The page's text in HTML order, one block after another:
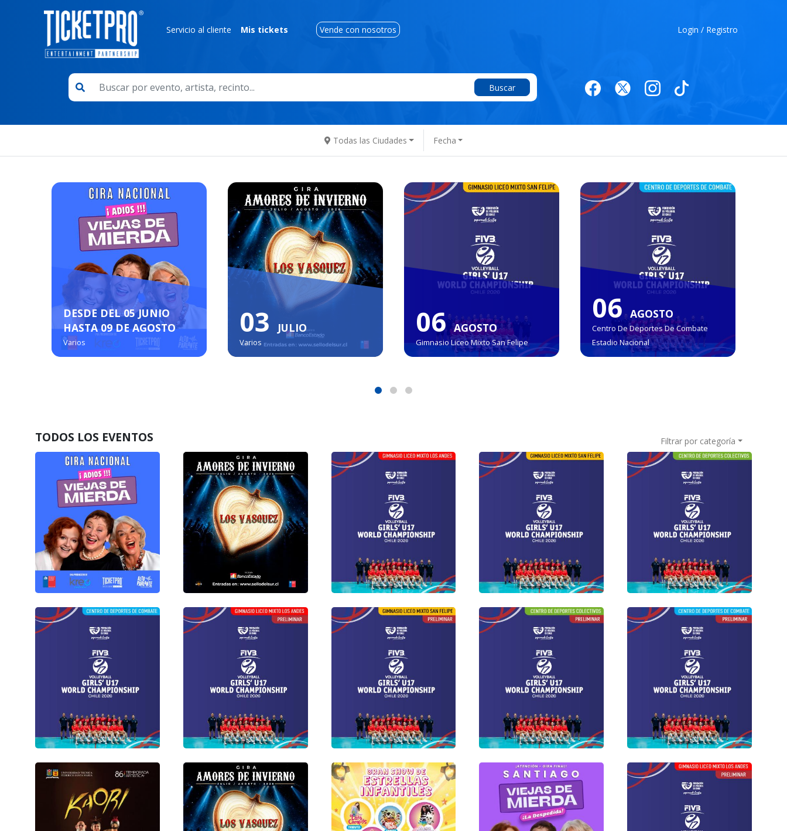
Servicio al cliente Mis tickets Vende con nosotros Login / Registro
Buscar
Todas las Ciudades Fecha
06 AGOSTO
Gimnasio Centro Deportes Colectivos
Estadio Nacional
06 AGOSTO
Gimnasio Liceo Mixto Los Andes
08 AGOSTO
Teatro Aula Magna Universidad
Técnica Federico Santa María
09 AGOSTO
Teatro Marina Del Sol Talcahuano
TODOS LOS EVENTOS Filtrar por categoría
Varios
Desde del 05 Junio hasta
09 de Agosto
Varios
03 julio 2026
Gimnasio Liceo Mixto Los
Andes
06 agosto 2026
Gimnasio Liceo Mixto San
Felipe
06 agosto 2026
Gimnasio Centro Deportes
Colectivos Estadio
Nacional
06 agosto 2026